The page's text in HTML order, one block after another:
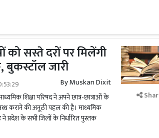
को सस्ते दरों पर मिलेंगी
बुकस्टॉल जारी
ByMuskan Dixit
शिक्षा परिषद ने अपने छात्र-छात्राओं के
कराने की अनूठी पहल की है। माध्यमिक
प्रदेश के सभी जिलों के निर्धारित पुस्तक